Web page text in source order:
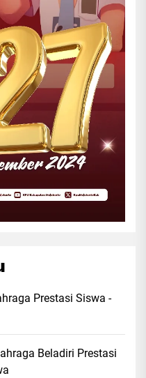
Prestasi Siswa -
Beladiri Prestasi